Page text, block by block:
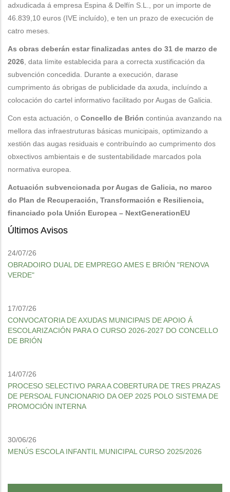
adxudicada á empresa Espina & Delfín S.L., por un importe de
46.839,10 euros (IVE incluído), e ten un prazo de execución de
catro meses.
As obras deberán estar finalizadas antes do 31 de marzo de
2026 , data límite establecida para a correcta xustificación da
subvención concedida. Durante a execución, darase
cumprimento ás obrigas de publicidade da axuda, incluíndo a
colocación do cartel informativo facilitado por Augas de Galicia.
Con esta actuación, o Concello de Brión continúa avanzando na
mellora das infraestruturas básicas municipais, optimizando a
xestión das augas residuais e contribuíndo ao cumprimento dos
obxectivos ambientais e de sustentabilidade marcados pola
normativa europea.
Actuación subvencionada por Augas de Galicia, no marco
do Plan de Recuperación, Transformación e Resiliencia,
financiado pola Unión Europea – NextGenerationEU
Últimos Avisos
24/07/26
OBRADOIRO DUAL DE EMPREGO AMES E BRIÓN "RENOVA
VERDE"
17/07/26
CONVOCATORIA DE AXUDAS MUNICIPAIS DE APOIO Á
ESCOLARIZACIÓN PARA O CURSO 2026-2027 DO CONCELLO
DE BRIÓN
14/07/26
PROCESO SELECTIVO PARA A COBERTURA DE TRES PRAZAS
DE PERSOAL FUNCIONARIO DA OEP 2025 POLO SISTEMA DE
PROMOCIÓN INTERNA
30/06/26
MENÚS ESCOLA INFANTIL MUNICIPAL CURSO 2025/2026